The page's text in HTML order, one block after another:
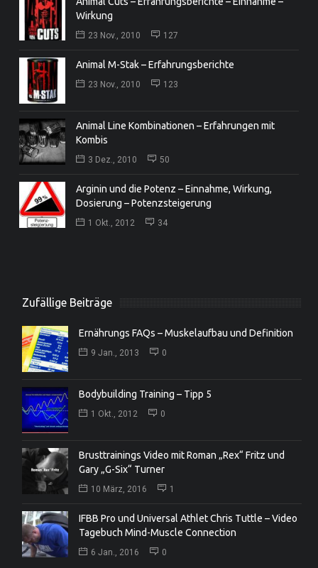
Wirkung
23 Nov., 2010 127
Animal M-Stak – Erfahrungsberichte
23 Nov., 2010 123
Animal Line Kombinationen – Erfahrungen mit
Kombis
3 Dez., 2010 50
Arginin und die Potenz – Einnahme, Wirkung,
Dosierung – Potenzsteigerung
1 Okt., 2012 34
Zufällige Beiträge
Ernährungs FAQs – Muskelaufbau und Definition
9 Jan., 2013 0
Bodybuilding Training – Tipp 5
1 Okt., 2012 0
Brusttrainings Video mit Roman „Rex“ Fritz und
Gary „G-Six“ Turner
10 März, 2016 1
IFBB Pro und Universal Athlet Chris Tuttle – Video
Tagebuch Mind-Muscle Connection
6 Jan., 2016 0